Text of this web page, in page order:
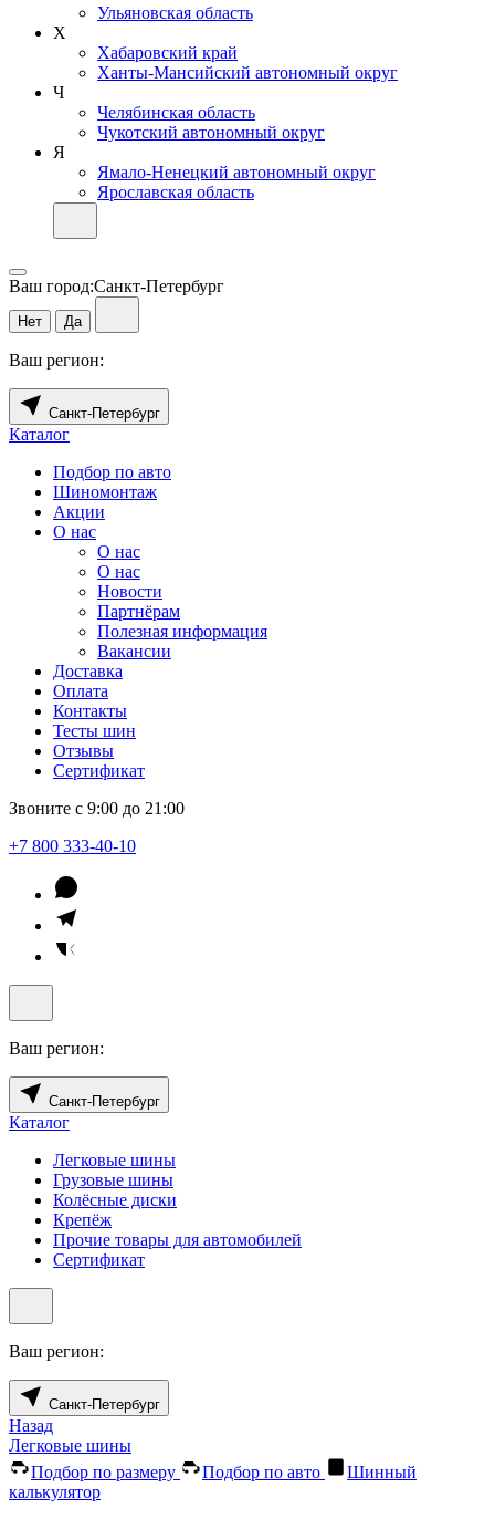
Ульяновская область
Х
Хабаровский край
Ханты-Мансийский автономный округ
Ч
Челябинская область
Чукотский автономный округ
Я
Ямало-Ненецкий автономный округ
Ярославская область
Ваш город:Санкт-Петербург
Нет Да
Ваш регион:
Санкт-Петербург
Каталог
Подбор по авто
Шиномонтаж
Акции
О нас
О нас
О нас
Новости
Партнёрам
Полезная информация
Вакансии
Доставка
Оплата
Контакты
Тесты шин
Отзывы
Сертификат
Звоните с 9:00 до 21:00
+7 800 333-40-10
Ваш регион:
Санкт-Петербург
Каталог
Легковые шины
Грузовые шины
Колёсные диски
Крепёж
Прочие товары для автомобилей
Сертификат
Ваш регион:
Санкт-Петербург
Назад
Легковые шины
Подбор по размеру
Подбор по авто
Шинный
калькулятор